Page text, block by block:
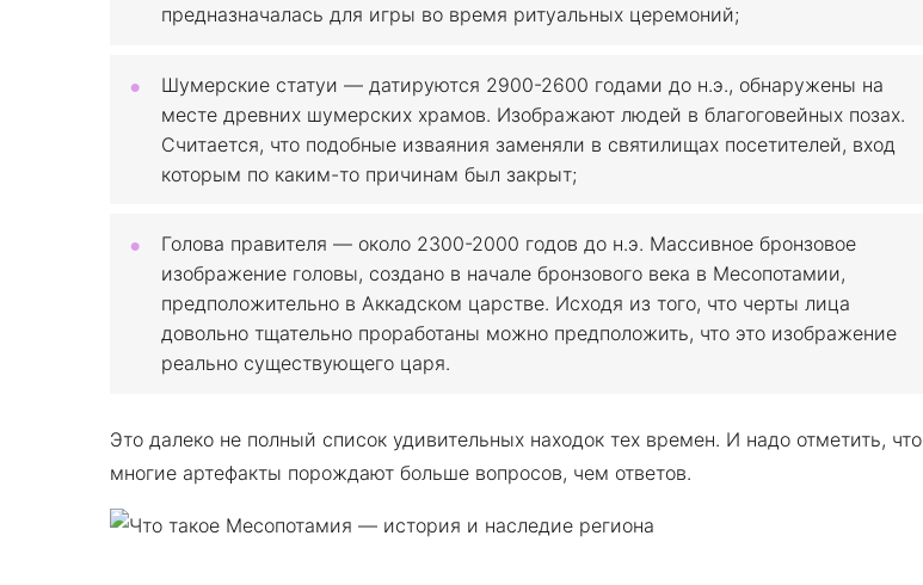
предназначалась для игры во время ритуальных церемоний;
Шумерские статуи — датируются 2900-2600 годами до н.э., обнаружены на
месте древних шумерских храмов. Изображают людей в благоговейных позах.
Cчитается, что подобные изваяния заменяли в святилищах посетителей, вход
которым по каким-то причинам был закрыт;
Голова правителя — около 2300-2000 годов до н.э. Массивное бронзовое
изображение головы, создано в начале бронзового века в Месопотамии,
предположительно в Аккадском царстве. Исходя из того, что черты лица
довольно тщательно проработаны можно предположить, что это изображение
реально существующего царя.
Это далеко не полный список удивительных находок тех времен. И надо отметить, что
многие артефакты порождают больше вопросов, чем ответов.